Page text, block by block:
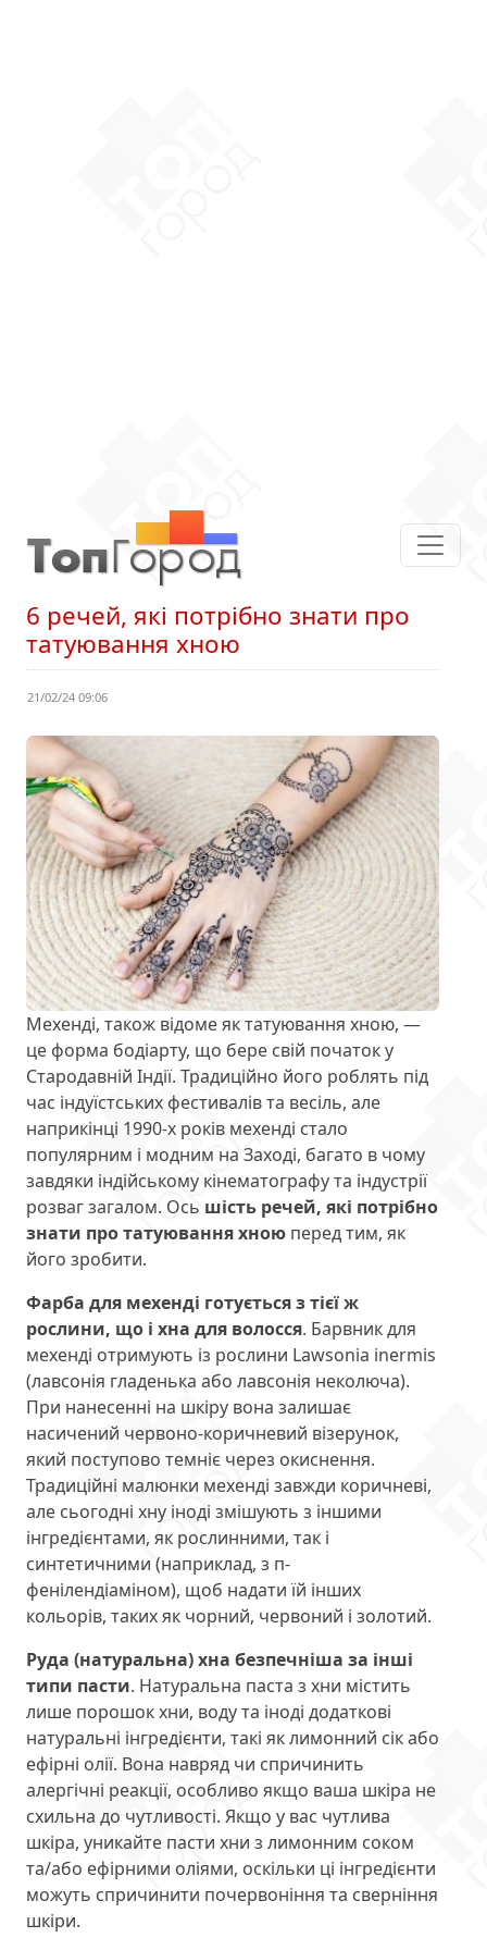
6 речей, які потрібно знати про
татуювання хною
21/02/24 09:06
Мехенді, також відоме як татуювання хною, —
це форма бодіарту, що бере свій початок у
Стародавній Індії. Традиційно його роблять під
час індуїстських фестивалів та весіль, але
наприкінці 1990-х років мехенді стало
популярним і модним на Заході, багато в чому
завдяки індійському кінематографу та індустрії
розваг загалом. Ось шість речей, які потрібно
знати про татуювання хною перед тим, як
його зробити.
Фарба для мехенді готується з тієї ж
рослини, що і хна для волосся. Барвник для
мехенді отримують із рослини Lawsonia inermis
(лавсонія гладенька або лавсонія неколюча).
При нанесенні на шкіру вона залишає
насичений червоно-коричневий візерунок,
який поступово темніє через окиснення.
Традиційні малюнки мехенді завжди коричневі,
але сьогодні хну іноді змішують з іншими
інгредієнтами, як рослинними, так і
синтетичними (наприклад, з п-
фенілендіаміном), щоб надати їй інших
кольорів, таких як чорний, червоний і золотий.
Руда (натуральна) хна безпечніша за інші
типи пасти. Натуральна паста з хни містить
лише порошок хни, воду та іноді додаткові
натуральні інгредієнти, такі як лимонний сік або
ефірні олії. Вона навряд чи спричинить
алергічні реакції, особливо якщо ваша шкіра не
схильна до чутливості. Якщо у вас чутлива
шкіра, уникайте пасти хни з лимонним соком
та/або ефірними оліями, оскільки ці інгредієнти
можуть спричинити почервоніння та сверніння
шкіри.